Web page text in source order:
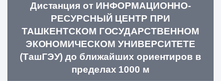
Дистанция от ИНФОРМАЦИОННО-
РЕСУРСНЫЙ ЦЕНТР ПРИ
ТАШКЕНТСКОМ ГОСУДАРСТВЕННОМ
ЭКОНОМИЧЕСКОМ УНИВЕРСИТЕТЕ
(ТашГЭУ) до ближайших ориентиров в
пределах 1000 м